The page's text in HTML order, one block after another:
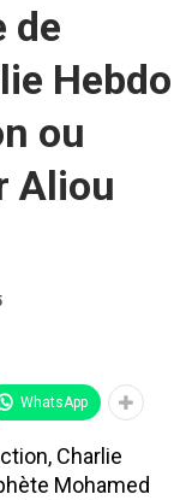
de
Hebdo
ou
Aliou
WhatsApp
Charlie
Mohamed